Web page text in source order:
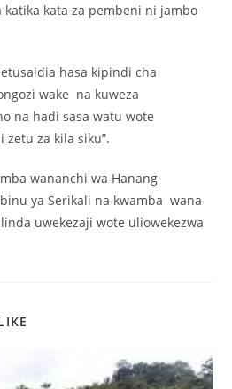
kata za pembeni ni jambo
hasa kipindi cha
wake na kuweza
na hadi sasa watu wote
za kila siku”.
wananchi wa Hanang
ya Serikali na kwamba wana
uwekezaji wote uliowekezwa